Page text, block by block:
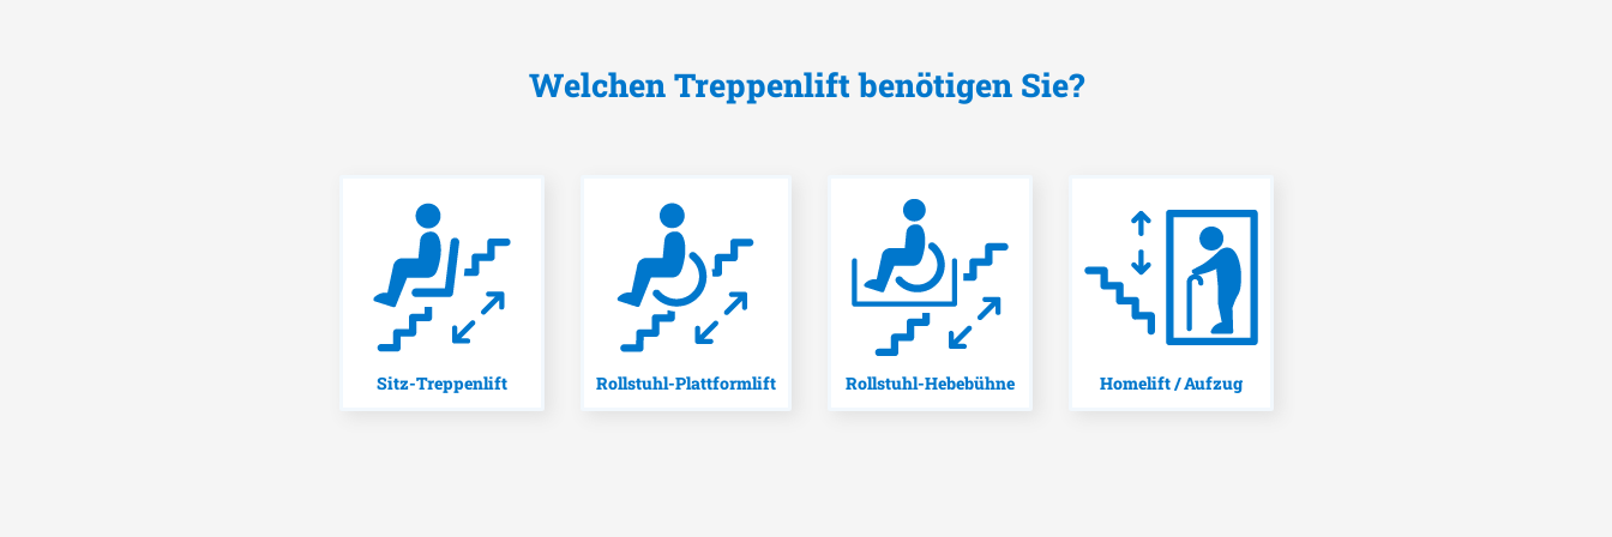
Welchen Treppenlift benötigen Sie?
Sitz-Treppenlift Rollstuhl-Plattformlift Rollstuhl-Hebebühne Homelift / Aufzug